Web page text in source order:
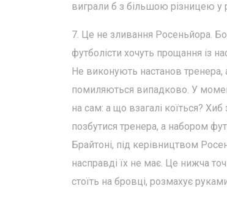
виграли б з більшою різницею у
7. Це не зливання Росеньйора.
футболісти хочуть прощання із
Не виконують настанов
помиляються випадково. У
на сам: а що взагалі коїться?
позбутися тренера, а набором
Брайтоні, під керівництвом
насправді їх не має. Це нижча
стоїть на бровці, розмахує